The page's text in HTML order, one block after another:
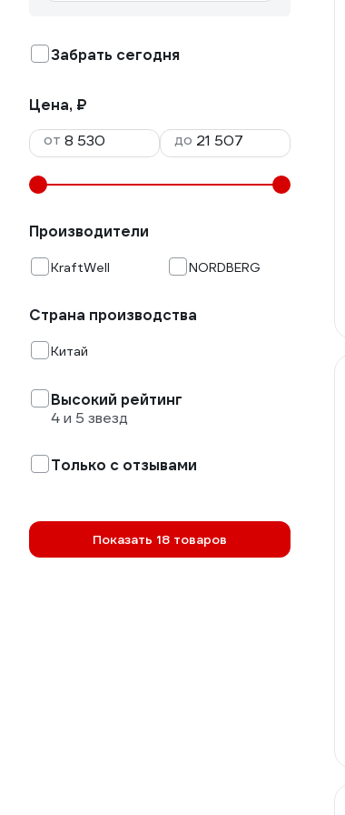
Забрать сегодня
Цена, ₽
от
до
Производители
KraftWell NORDBERG
Страна производства
Китай
Высокий рейтинг
4 и 5 звезд
Только с отзывами
Показать 18 товаров